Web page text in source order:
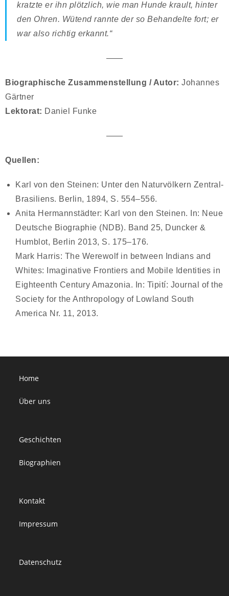
kratzte er ihn plötzlich, wie man Hunde krault, hinter
den Ohren. Wütend rannte der so Behandelte fort; er
war also richtig erkannt.“
——
Biographische Zusammenstellung / Autor: Johannes
Gärtner
Lektorat: Daniel Funke
——
Quellen:
Karl von den Steinen: Unter den Naturvölkern Zentral-
Brasiliens. Berlin, 1894, S. 554–556.
Anita Hermannstädter: Karl von den Steinen. In: Neue
Deutsche Biographie (NDB). Band 25, Duncker &
Humblot, Berlin 2013, S. 175–176.
Mark Harris: The Werewolf in between Indians and
Whites: Imaginative Frontiers and Mobile Identities in
Eighteenth Century Amazonia. In: Tipití: Journal of the
Society for the Anthropology of Lowland South
America Nr. 11, 2013.
Home
Über uns
Geschichten
Biographien
Kontakt
Impressum
Datenschutz